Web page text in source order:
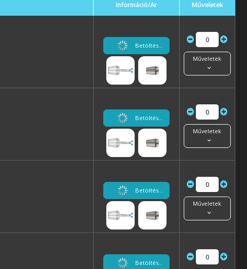
Információ/Ár Műveletek
Betöltés...
Műveletek
Betöltés...
Műveletek
Betöltés...
Műveletek
Betöltés...